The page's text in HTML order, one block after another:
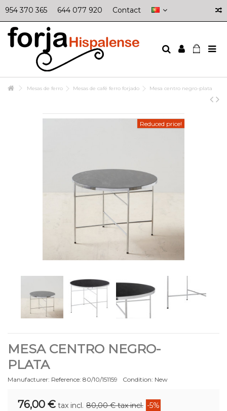
954 370 365 644 077 920 Contact
Mesas de ferro Mesas de café ferro forjado Mesa centro negro-plata
Reduced price!
MESA CENTRO NEGRO-
PLATA
Manufacturer: Reference: 80/10/151159 Condition: New
76,00 € tax incl. 80,00 €tax incl. -5%